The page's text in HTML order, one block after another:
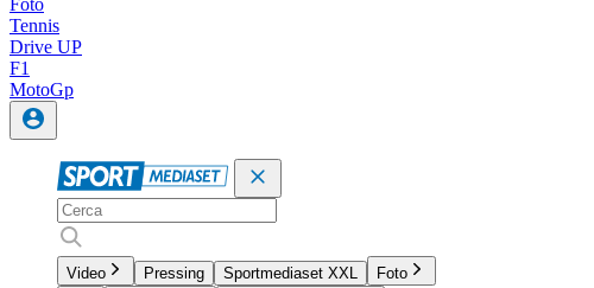
Foto
Tennis
Drive UP
F1
MotoGp
Video Pressing Sportmediaset XXL
Foto